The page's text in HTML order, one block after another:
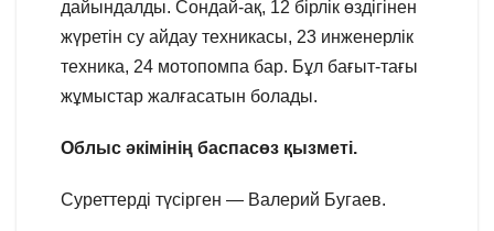
дайындалды. Сондай-ақ, 12 бірлік өздігінен
жүретін су айдау техникасы, 23 инженерлік
техника, 24 мотопомпа бар. Бұл бағыт-тағы
жұмыстар жалғасатын болады.
Облыс әкімінің баспасөз қызметі.
Суреттерді түсірген — Валерий Бугаев.